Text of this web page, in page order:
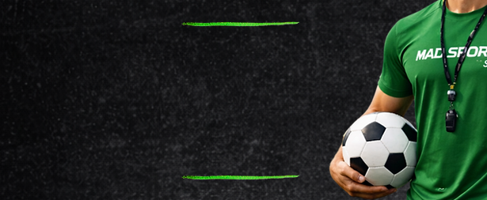
Divise gara, allenamento e
rappresentanza prodotte su
ordinazione.
Nessun marchio imposto,
mockup prima di produrre,
consegna in 2–4 settimane.